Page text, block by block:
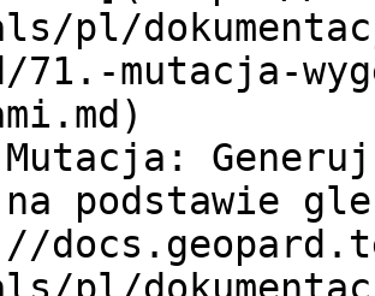
pl/
71.-mutacja-
Generuj
podstawie